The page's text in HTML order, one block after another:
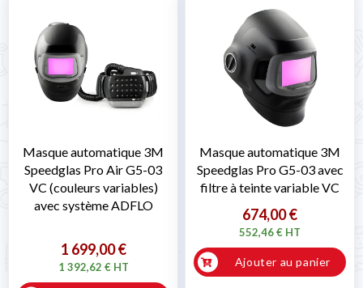
Masque automatique 3M
Speedglas Pro Air G5-03
VC (couleurs variables)
avec système ADFLO
1 699,00 €
1 392,62 € HT
Masque automatique 3M
Speedglas Pro G5-03 avec
filtre à teinte variable VC
674,00 €
552,46 € HT
Ajouter au panier